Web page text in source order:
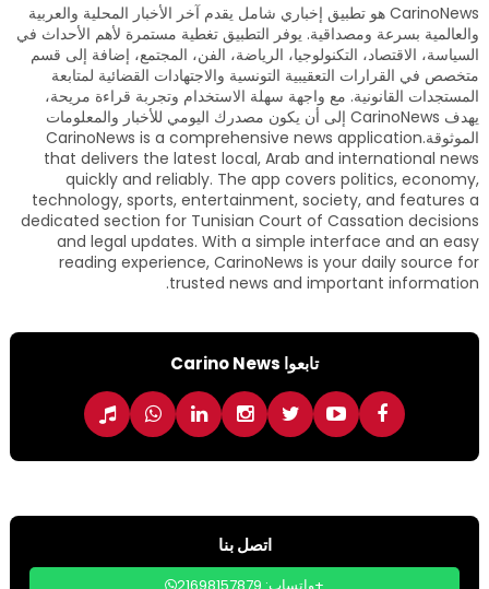
CarinoNews هو تطبيق إخباري شامل يقدم آخر الأخبار المحلية والعربية
والعالمية بسرعة ومصداقية. يوفر التطبيق تغطية مستمرة لأهم الأحداث في
السياسة، الاقتصاد، التكنولوجيا، الرياضة، الفن، المجتمع، إضافة إلى قسم
متخصص في القرارات التعقيبية التونسية والاجتهادات القضائية لمتابعة
المستجدات القانونية. مع واجهة سهلة الاستخدام وتجربة قراءة مريحة،
يهدف CarinoNews إلى أن يكون مصدرك اليومي للأخبار والمعلومات
الموثوقة.CarinoNews is a comprehensive news application
that delivers the latest local, Arab and international news
quickly and reliably. The app covers politics, economy,
technology, sports, entertainment, society, and features a
dedicated section for Tunisian Court of Cassation decisions
and legal updates. With a simple interface and an easy
reading experience, CarinoNews is your daily source for
trusted news and important information.
تابعوا Carino News
اتصل بنا